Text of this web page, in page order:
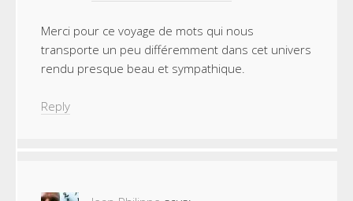
Merci pour ce voyage de mots qui nous
transporte un peu différemment dans cet univers
rendu presque beau et sympathique.
Reply